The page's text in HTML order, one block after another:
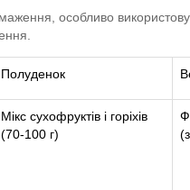
особливо
Полуденок
Мікс сухофруктів і горіхів
(70-100 г)